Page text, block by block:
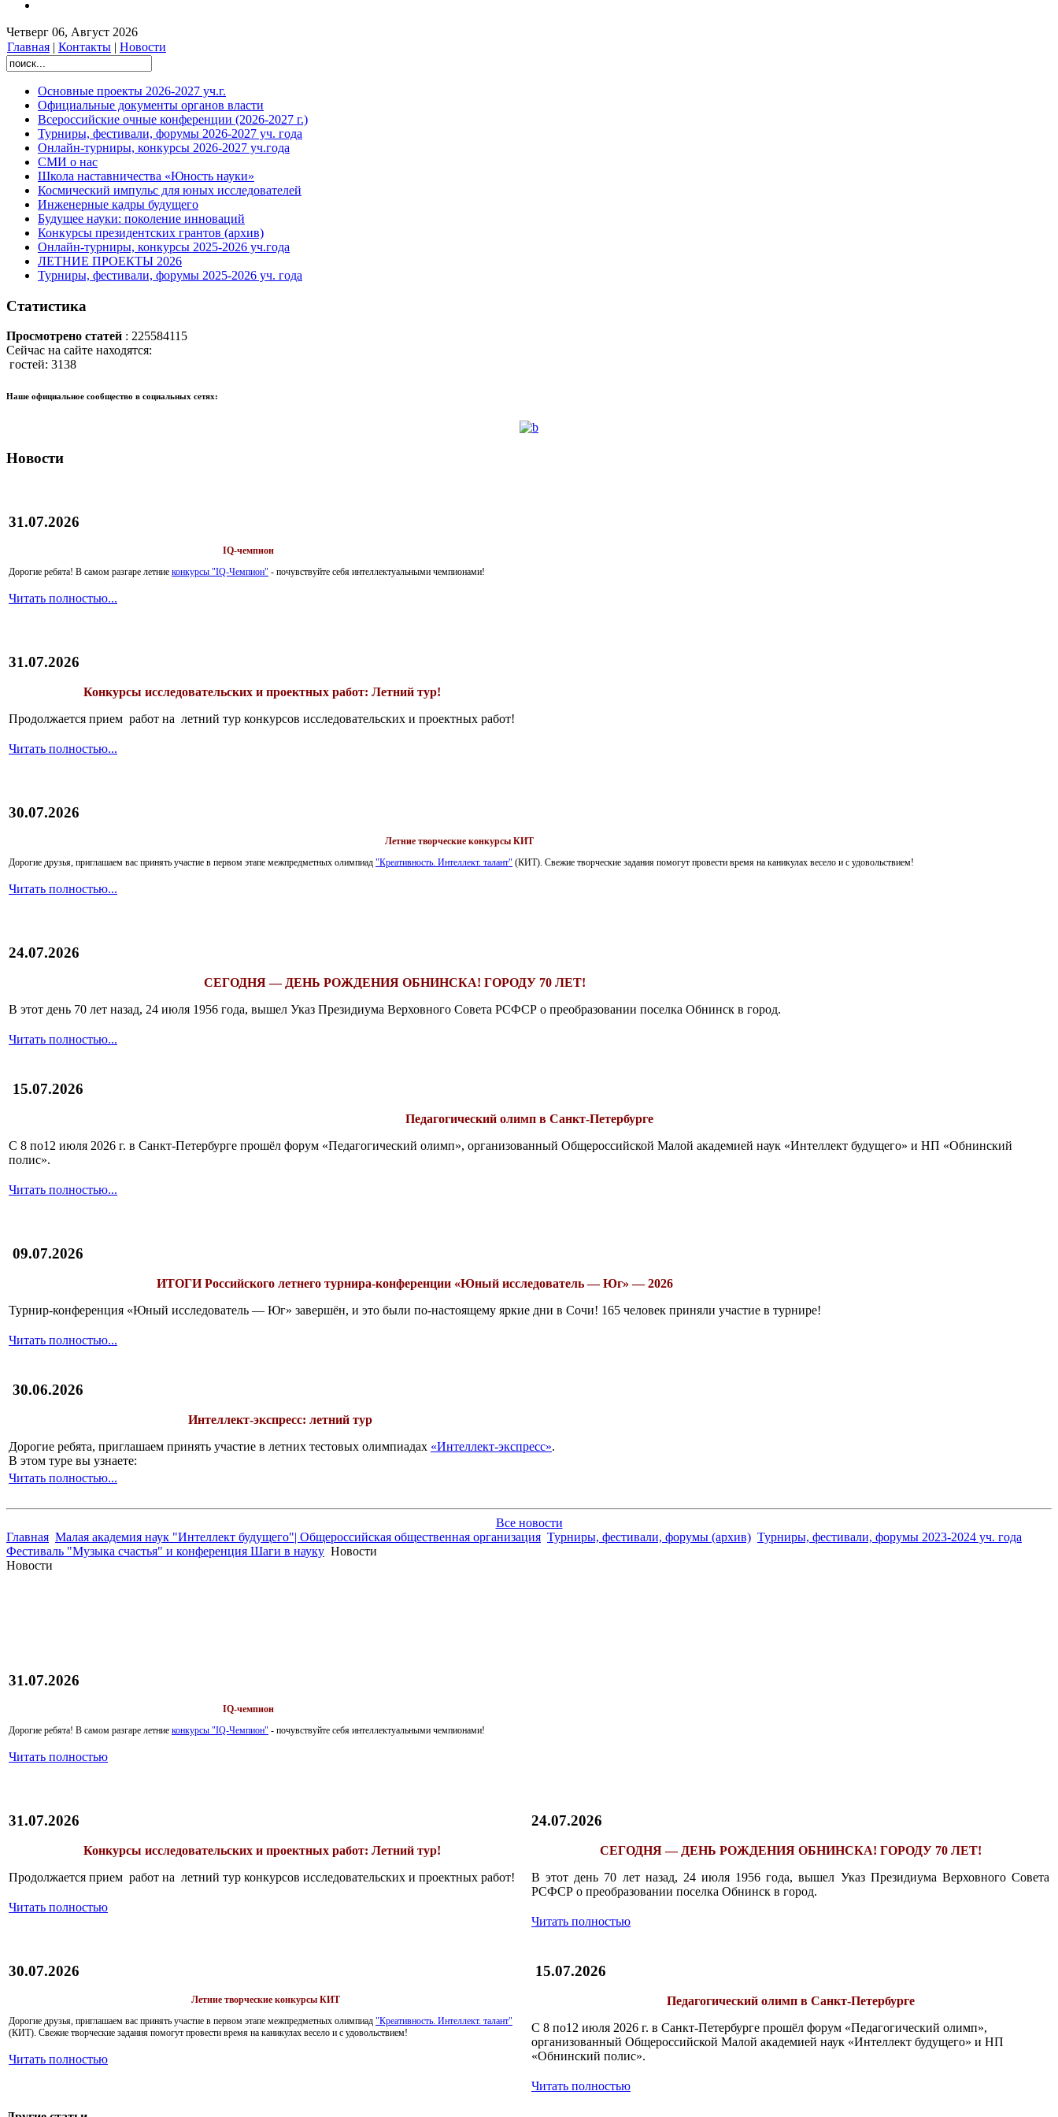
Четверг 06, Август 2026
Главная | Контакты | Новости
Основные проекты 2026-2027 уч.г.
Официальные документы органов власти
Всероссийские очные конференции (2026-2027 г.)
Турниры, фестивали, форумы 2026-2027 уч. года
Онлайн-турниры, конкурсы 2026-2027 уч.года
СМИ о нас
Школа наставничества «Юность науки»
Космический импульс для юных исследователей
Инженерные кадры будущего
Будущее науки: поколение инноваций
Конкурсы президентских грантов (архив)
Онлайн-турниры, конкурсы 2025-2026 уч.года
ЛЕТНИЕ ПРОЕКТЫ 2026
Турниры, фестивали, форумы 2025-2026 уч. года
Статистика
Просмотрено статей : 225584115
Сейчас на сайте находятся:
гостей: 3138
Наше официальное сообщество в социальных сетях:
Новости
31.07.2026
IQ-чемпион
Дорогие ребята! В самом разгаре летние конкурсы "IQ-Чемпион" - почувствуйте себя интеллектуальными чемпионами!
Читать полностью...
31.07.2026
Конкурсы исследовательских и проектных работ: Летний тур!
Продолжается прием работ на летний тур конкурсов исследовательских и проектных работ!
Читать полностью...
30.07.2026
Летние творческие конкурсы КИТ
Дорогие друзья, приглашаем вас принять участие в первом этапе межпредметных олимпиад "Креативность. Интеллект. талант" (КИТ). Свежие творческие задания помогут провести время на каникулах весело и с удовольствием!
Читать полностью...
24.07.2026
СЕГОДНЯ — ДЕНЬ РОЖДЕНИЯ ОБНИНСКА! ГОРОДУ 70 ЛЕТ!
В этот день 70 лет назад, 24 июля 1956 года, вышел Указ Президиума Верховного Совета РСФСР о преобразовании поселка Обнинск в город.
Читать полностью...
15.07.2026
Педагогический олимп в Санкт-Петербурге
С 8 по12 июля 2026 г. в Санкт-Петербурге прошёл форум «Педагогический олимп», организованный Общероссийской Малой академией наук «Интеллект будущего» и НП «Обнинский
полис».
Читать полностью...
09.07.2026
ИТОГИРоссийского летнего турнира-конференции «Юный исследователь — Юг» — 2026
Турнир-конференция «Юный исследователь — Юг» завершён, и это были по-настоящему яркие дни в Сочи! 165 человек приняли участие в турнире!
Читать полностью...
30.06.2026
Интеллект-экспресс: летний тур
Дорогие ребята, приглашаем принять участие в летних тестовых олимпиадах «Интеллект-экспресс».
В этом туре вы узнаете:
Читать полностью...
Все новости
Главная Малая академия наук "Интеллект будущего"| Общероссийская общественная организация Турниры, фестивали, форумы (архив) Турниры, фестивали, форумы 2023-2024 уч. года
Фестиваль "Музыка счастья" и конференция Шаги в науку Новости
Новости
31.07.2026
IQ-чемпион
Дорогие ребята! В самом разгаре летние конкурсы "IQ-Чемпион" - почувствуйте себя интеллектуальными чемпионами!
Читать полностью
31.07.2026
Конкурсы исследовательских и проектных работ: Летний тур!
Продолжается прием работ на летний тур конкурсов исследовательских и проектных работ!
Читать полностью
30.07.2026
Летние творческие конкурсы КИТ
Дорогие друзья, приглашаем вас принять участие в первом этапе межпредметных олимпиад "Креативность. Интеллект. талант"
(КИТ). Свежие творческие задания помогут провести время на каникулах весело и с удовольствием!
Читать полностью
24.07.2026
СЕГОДНЯ — ДЕНЬ РОЖДЕНИЯ ОБНИНСКА! ГОРОДУ 70 ЛЕТ!
В этот день 70 лет назад, 24 июля 1956 года, вышел Указ Президиума Верховного Совета
РСФСР о преобразовании поселка Обнинск в город.
Читать полностью
15.07.2026
Педагогический олимп в Санкт-Петербурге
С 8 по12 июля 2026 г. в Санкт-Петербурге прошёл форум «Педагогический олимп»,
организованный Общероссийской Малой академией наук «Интеллект будущего» и НП
«Обнинский полис».
Читать полностью